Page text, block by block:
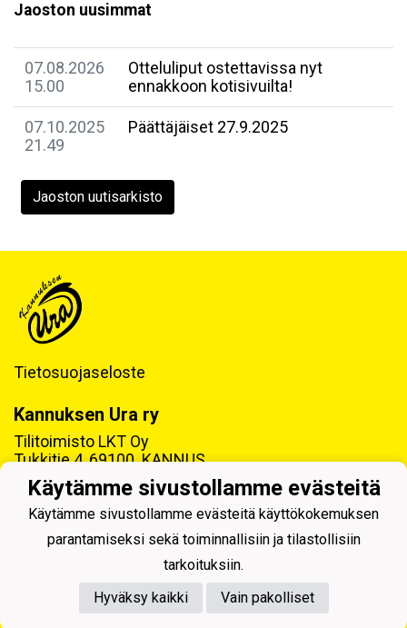
Jaoston uusimmat
07.08.2026
15.00
Otteluliput ostettavissa nyt
ennakkoon kotisivuilta!
07.10.2025
21.49
Päättäjäiset 27.9.2025
Jaoston uutisarkisto
Tietosuojaseloste
Kannuksen Ura ry
Tilitoimisto LKT Oy
Tukkitie 4, 69100 KANNUS
Y-tunnus: 0218992-7
Powered by
Käytämme sivustollamme evästeitä
Käytämme sivustollamme evästeitä käyttökokemuksen
parantamiseksi sekä toiminnallisiin ja tilastollisiin
tarkoituksiin.
Hyväksy kaikki
Vain pakolliset